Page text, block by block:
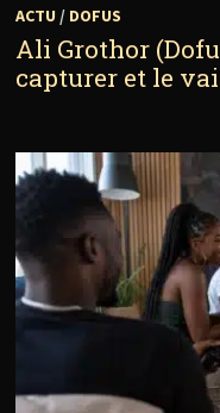
ACTU / DOFUS
Ali Grothor
capturer et le